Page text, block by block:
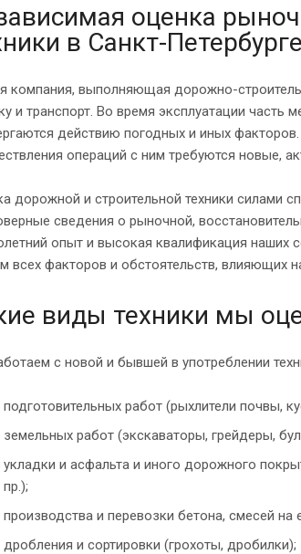
оценка
в Санкт-
компания, выполняющая дорожно-
и транспорт. Во время эксплуатации
действию погодных и иных
операций с ним требуются новые,
дорожной и строительной техники силами
сведения о рыночной,
опыт и высокая квалификация наших
всех факторов и обстоятельств, влияющих
виды техники мы
с новой и бывшей в употреблении
подготовительных работ (рыхлители почвы,
земельных работ (экскаваторы, грейдеры,
укладки и асфальта и иного дорожного
пр.);
производства и перевозки бетона, смесей
дробления и сортировки (грохоты, дробилки);